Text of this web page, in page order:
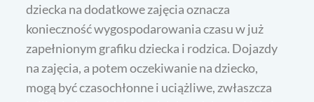
dziecka na dodatkowe zajęcia oznacza
konieczność wygospodarowania czasu w już
zapełnionym grafiku dziecka i rodzica. Dojazdy
na zajęcia, a potem oczekiwanie na dziecko,
mogą być czasochłonne i uciążliwe, zwłaszcza